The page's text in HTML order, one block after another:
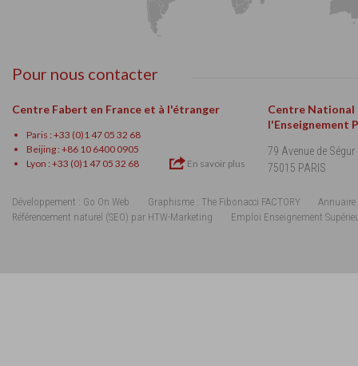
Pour nous contacter
Centre Fabert en France et à l'étranger
Paris : +33 (0)1 47 05 32 68
Beijing : +86 10 6400 0905
Lyon : +33 (0)1 47 05 32 68
En savoir plus
Centre National
l'Enseignement
79 Avenue de Ségur
75015 PARIS
Développement : Go On Web Graphisme : The Fibonacci FACTORY
Annuaire
Référencement naturel (SEO) par HTW-Marketing
Emploi Enseignement